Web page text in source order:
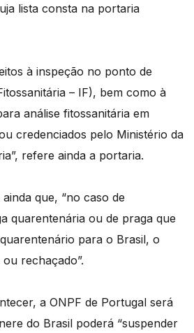
lista consta na portaria
à inspeção no ponto de
– IF), bem como à
análise fitossanitária em
credenciados pelo Ministério da
refere ainda a portaria.
que, “no caso de
quarentenária ou de praga que
para o Brasil, o
rechaçado”.
a ONPF de Portugal será
do Brasil poderá “suspender